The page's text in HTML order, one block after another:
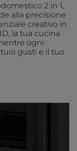
2 in 1,
alla precisione
creativo in
la tua cucina
ogni
gusti e il tuo